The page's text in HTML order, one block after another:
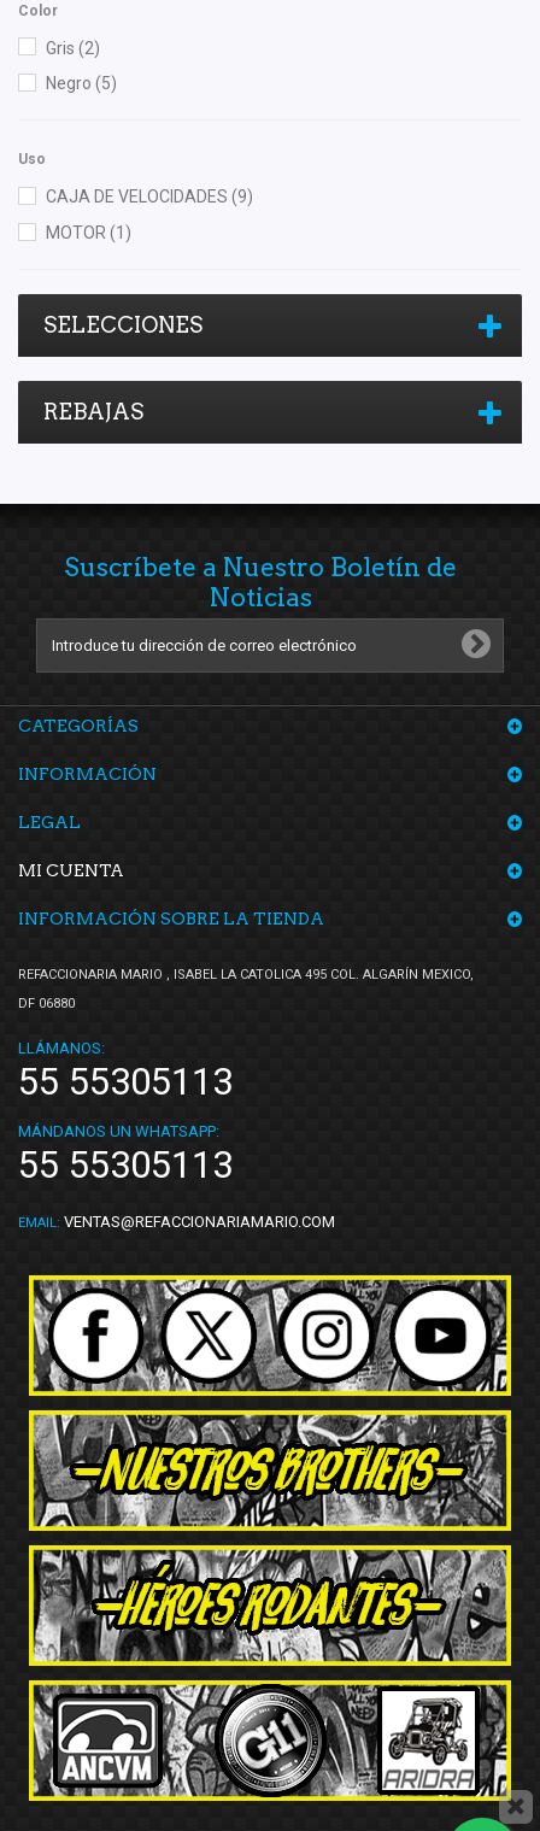
Color
Gris (2)
Negro (5)
Uso
CAJA DE VELOCIDADES (9)
MOTOR (1)
SELECCIONES
REBAJAS
Suscríbete a Nuestro Boletín de
Noticias
CATEGORÍAS
INFORMACIÓN
LEGAL
MI CUENTA
INFORMACIÓN SOBRE LA TIENDA
REFACCIONARIA MARIO , ISABEL LA CATOLICA 495 COL. ALGARÍN MEXICO,
DF 06880
LLÁMANOS:
55 55305113
MÁNDANOS UN WHATSAPP:
55 55305113
EMAIL: VENTAS@REFACCIONARIAMARIO.COM